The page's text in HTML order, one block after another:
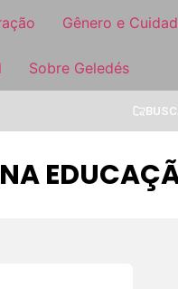
Gênero e
Sobre Geledés